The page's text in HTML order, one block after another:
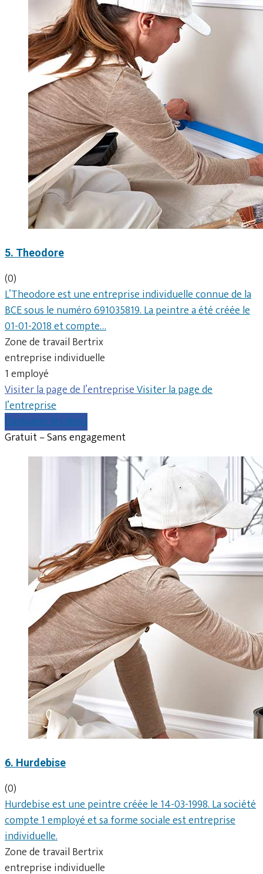
5. Theodore
(0)
L’Theodore est une entreprise individuelle connue de la
BCE sous le numéro 691035819. La peintre a été créée le
01-01-2018 et compte…
Zone de travail Bertrix
entreprise individuelle
1 employé
Visiter la page de l’entrepriseVisiter la page de
l’entreprise
Comparer les devis
Gratuit – Sans engagement
6. Hurdebise
(0)
Hurdebise est une peintre créée le 14-03-1998. La société
compte 1 employé et sa forme sociale est entreprise
individuelle.
Zone de travail Bertrix
entreprise individuelle